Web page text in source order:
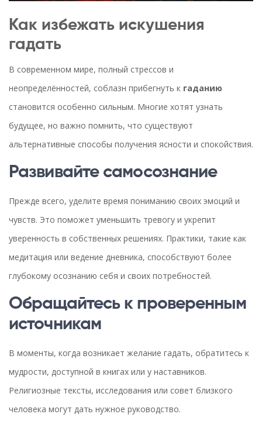
Как избежать искушения
гадать
В современном мире, полный стрессов и
неопределённостей, соблазн прибегнуть к гаданию
становится особенно сильным. Многие хотят узнать
будущее, но важно помнить, что существуют
альтернативные способы получения ясности и спокойствия.
Развивайте самосознание
Прежде всего, уделите время пониманию своих эмоций и
чувств. Это поможет уменьшить тревогу и укрепит
уверенность в собственных решениях. Практики, такие как
медитация или ведение дневника, способствуют более
глубокому осознанию себя и своих потребностей.
Обращайтесь к проверенным
источникам
В моменты, когда возникает желание гадать, обратитесь к
мудрости, доступной в книгах или у наставников.
Религиозные тексты, исследования или совет близкого
человека могут дать нужное руководство.